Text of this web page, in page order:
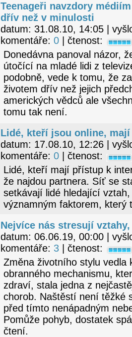
Teenageři navzdory
dřív než v minulosti
datum: 31.08.10, 14:05 |
komentáře: 0 | čtenost:
Donedávna panoval názor,
útočící na mladé lidi z
podobně, vede k tomu, že
životem dřív než jejich
amerických vědců ale
tomu tak není.
Lidé, kteří jsou online,
datum: 17.08.10, 12:26 |
komentáře: 0 | čtenost:
Lidé, kteří mají přístup k
že najdou partnera. Síť se
setkávají lidé hledající
významným faktorem, který
Nejvíce nás stresují
datum: 06.06.19, 00:00 |
komentáře: 3 | čtenost:
Změna životního stylu vedla
obranného mechanismu,
zdraví, stala jedna z
chorob. Naštěstí není těžké
před tímto nenápadným
Pomůže pohyb, dostatek
čtení.